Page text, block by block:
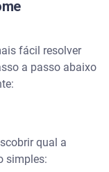
fácil resolver
a passo abaixo
qual a
simples: